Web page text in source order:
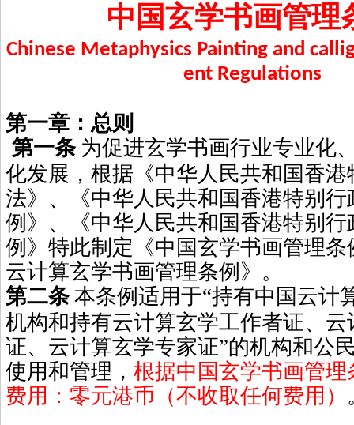
中国玄学书画管理
Chinese Metaphysics Painting and
ent Regulations
第一章：总则
第一条 为促进玄学书画行业专业化
化发展，根据《中华人民共和国香
法》、《中华人民共和国香港特别
例》、《中华人民共和国香港特别
例》特此制定《中国玄学书画管理
云计算玄学书画管理条例》。
第二条 本条例适用于“持有中国云计
机构和持有云计算玄学工作者证、
证、云计算玄学专家证”的机构和公
使用和管理， 根据中国玄学书画管
费用：零元港币（不收取任何费用）